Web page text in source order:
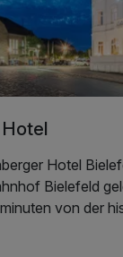
Hotel
Bielefeld
von der